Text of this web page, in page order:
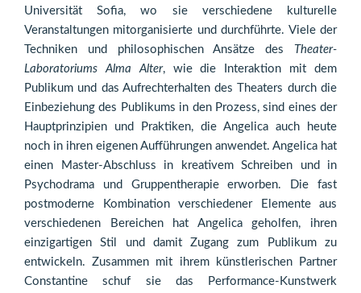
Universität Sofia, wo sie verschiedene kulturelle
Veranstaltungen mitorganisierte und durchführte. Viele der
Techniken und philosophischen Ansätze des
Theater-
Laboratoriums Alma Alter, wie die Interaktion mit dem
Publikum und das Aufrechterhalten des Theaters durch die
Einbeziehung des Publikums in den Prozess, sind eines der
Hauptprinzipien und Praktiken, die Angelica auch heute
noch in ihren eigenen Aufführungen anwendet. Angelica hat
einen Master-Abschluss in kreativem Schreiben und in
Psychodrama und Gruppentherapie erworben. Die fast
postmoderne Kombination verschiedener Elemente aus
verschiedenen Bereichen hat Angelica geholfen, ihren
einzigartigen Stil und damit Zugang zum Publikum zu
entwickeln. Zusammen mit ihrem künstlerischen Partner
Constantine schuf sie das Performance-Kunstwerk